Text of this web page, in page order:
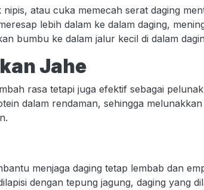
atau cuka memecah serat daging
lebih dalam ke dalam daging,
bumbu ke dalam jalur kecil di dalam
Jahe
rasa tetapi juga efektif sebagai
dalam rendaman, sehingga
menjaga daging tetap lembab dan
dengan tepung jagung, daging yang